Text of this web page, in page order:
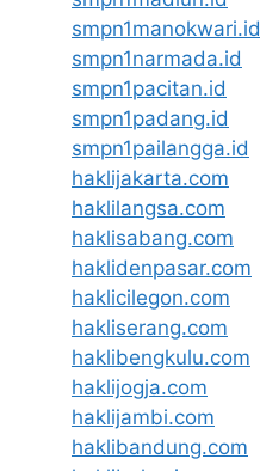
smpn1manokwari.id
smpn1narmada.id
smpn1pacitan.id
smpn1padang.id
smpn1pailangga.id
haklijakarta.com
haklilangsa.com
haklisabang.com
haklidenpasar.com
haklicilegon.com
hakliserang.com
haklibengkulu.com
haklijogja.com
haklijambi.com
haklibandung.com